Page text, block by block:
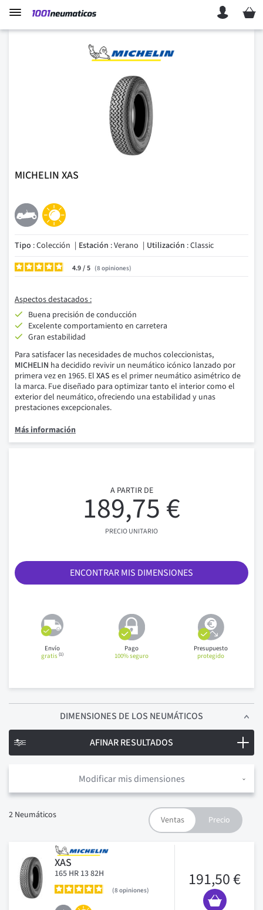
Mi
MICHELIN XAS
Tipo : Colección Estación : Verano Utilización : Classic
4.9/ 8 opiniones
Aspectos destacados :
Buena precisión de conducción
Excelente comportamiento en carretera
Gran estabilidad
Para satisfacer las necesidades de muchos coleccionistas,
MICHELIN ha decidido revivir un neumático icónico lanzado por
primera vez en 1965. El XAS es el primer neumático asimétrico de
la marca. Fue diseñado para optimizar tanto el interior como el
exterior del neumático, ofreciendo una estabilidad y unas
prestaciones excepcionales.
Más información
A PARTIR DE
189,75 €
PRECIO UNITARIO
ENCONTRAR MIS DIMENSIONES
Envío
gratis(1)
Pago
100% seguro
Presupuesto
protegido
DIMENSIONES DE LOS NEUMÁTICOS
Modificar mis dimensiones
2 Neumáticos
XAS
165 HR 13 82H
8 opiniones
191,50 €
AFINAR RESULTADOS